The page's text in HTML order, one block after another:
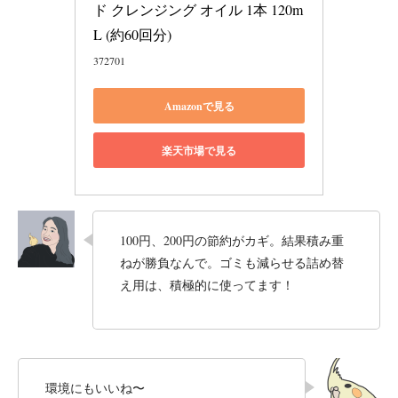
ド クレンジング オイル 1本 120m
L (約60回分)
372701
Amazonで見る
楽天市場で見る
100円、200円の節約がカギ。結果積み重
ねが勝負なんで。ゴミも減らせる詰め替
え用は、積極的に使ってます！
環境にもいいね〜